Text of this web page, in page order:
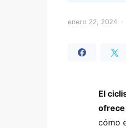
enero 22, 2024
El
ofrece
cómo